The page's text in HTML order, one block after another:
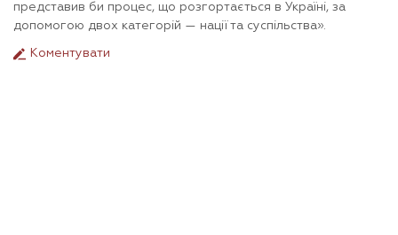
представив би процес, що розгортається в Україні, за
допомогою двох категорій — нації та суспільства».
Коментувати